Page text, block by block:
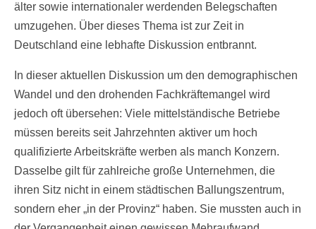
älter sowie internationaler werdenden Belegschaften
umzugehen. Über dieses Thema ist zur Zeit in
Deutschland eine lebhafte Diskussion entbrannt.
In dieser aktuellen Diskussion um den demographischen
Wandel und den drohenden Fachkräftemangel wird
jedoch oft übersehen: Viele mittelständische Betriebe
müssen bereits seit Jahrzehnten aktiver um hoch
qualifizierte Arbeitskräfte werben als manch Konzern.
Dasselbe gilt für zahlreiche große Unternehmen, die
ihren Sitz nicht in einem städtischen Ballungszentrum,
sondern eher „in der Provinz“ haben. Sie mussten auch in